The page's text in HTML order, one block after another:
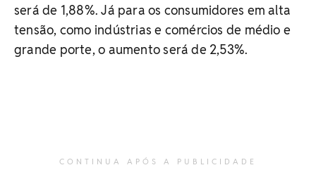
será de 1,88%. Já para os consumidores em alta
tensão, como indústrias e comércios de médio e
grande porte, o aumento será de 2,53%.
CONTINUA APÓS A PUBLICIDADE